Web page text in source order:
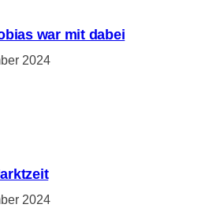
war mit dabei
2024
2024